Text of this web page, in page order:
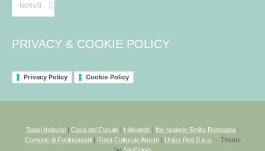
Iscriviti
PRIVACY & COOKIE POLICY
Privacy Policy Cookie Policy
Spazi Indecisi | Casa del Cuculo | I Meandri | Ibc regione Emilia Romagna |
Comune di Forlimpopoli| Rotta Culturale Atrium| Unica Reti S.p.a.
Theme